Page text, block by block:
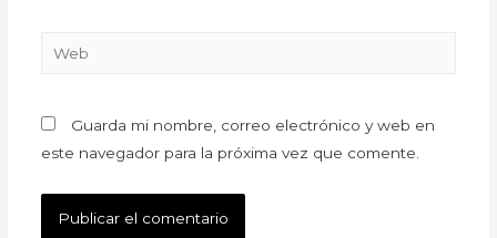
Guarda mi nombre, correo electrónico y web en
este navegador para la próxima vez que comente.